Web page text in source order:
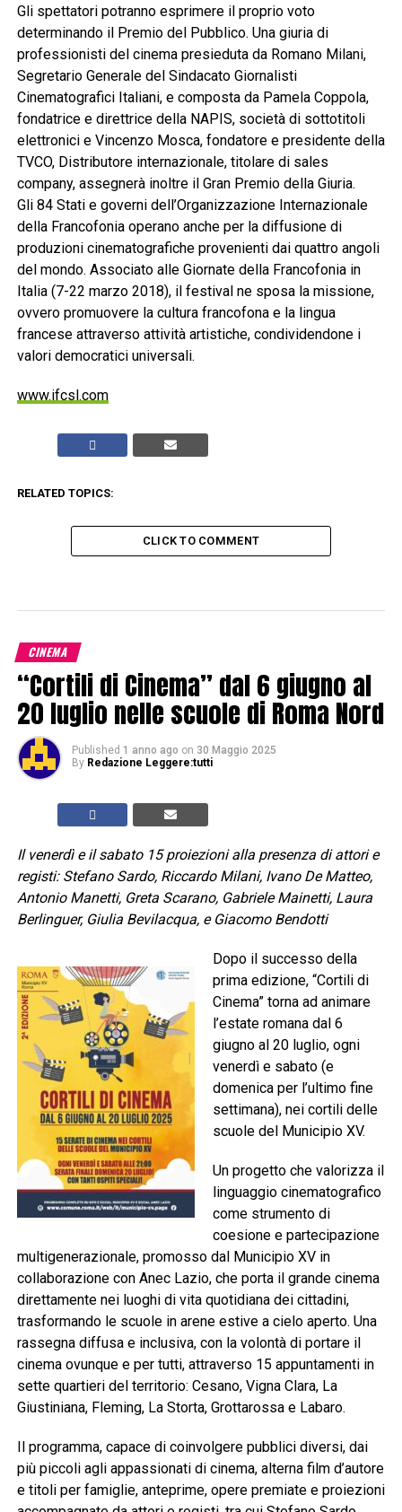
Gli spettatori potranno esprimere il proprio voto
determinando il Premio del Pubblico. Una giuria di
professionisti del cinema presieduta da Romano Milani,
Segretario Generale del Sindacato Giornalisti
Cinematografici Italiani, e composta da Pamela Coppola,
fondatrice e direttrice della NAPIS, società di sottotitoli
elettronici e Vincenzo Mosca, fondatore e presidente della
TVCO, Distributore internazionale, titolare di sales
company, assegnerà inoltre il Gran Premio della Giuria.
Gli 84 Stati e governi dell’Organizzazione Internazionale
della Francofonia operano anche per la diffusione di
produzioni cinematografiche provenienti dai quattro angoli
del mondo. Associato alle Giornate della Francofonia in
Italia (7-22 marzo 2018), il festival ne sposa la missione,
ovvero promuovere la cultura francofona e la lingua
francese attraverso attività artistiche, condividendone i
valori democratici universali.
www.ifcsl.com
RELATED TOPICS:
CLICK TO COMMENT
CINEMA
“Cortili di Cinema” dal 6 giugno al
20 luglio nelle scuole di Roma Nord
Published 1 anno ago on 30 Maggio 2025
By Redazione Leggere:tutti
Il venerdì e il sabato 15 proiezioni alla presenza di attori e
registi: Stefano Sardo, Riccardo Milani, Ivano De Matteo,
Antonio Manetti, Greta Scarano, Gabriele Mainetti, Laura
Berlinguer, Giulia Bevilacqua, e Giacomo Bendotti
Dopo il successo della
prima edizione, “Cortili di
Cinema” torna ad animare
l’estate romana dal 6
giugno al 20 luglio, ogni
venerdì e sabato (e
domenica per l’ultimo fine
settimana), nei cortili delle
scuole del Municipio XV.
Un progetto che valorizza il
linguaggio cinematografico
come strumento di
coesione e partecipazione
multigenerazionale, promosso dal Municipio XV in
collaborazione con Anec Lazio, che porta il grande cinema
direttamente nei luoghi di vita quotidiana dei cittadini,
trasformando le scuole in arene estive a cielo aperto. Una
rassegna diffusa e inclusiva, con la volontà di portare il
cinema ovunque e per tutti, attraverso 15 appuntamenti in
sette quartieri del territorio: Cesano, Vigna Clara, La
Giustiniana, Fleming, La Storta, Grottarossa e Labaro.
Il programma, capace di coinvolgere pubblici diversi, dai
più piccoli agli appassionati di cinema, alterna film d’autore
e titoli per famiglie, anteprime, opere premiate e proiezioni